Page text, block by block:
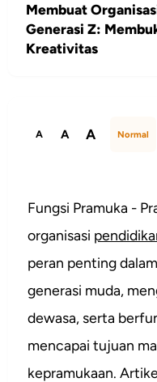
Membuat
Generasi Z:
Kreativitas
A A A Normal
Fungsi Pramuka -
organisasi
peran penting
generasi muda,
dewasa, serta
mencapai tujuan
kepramukaan.